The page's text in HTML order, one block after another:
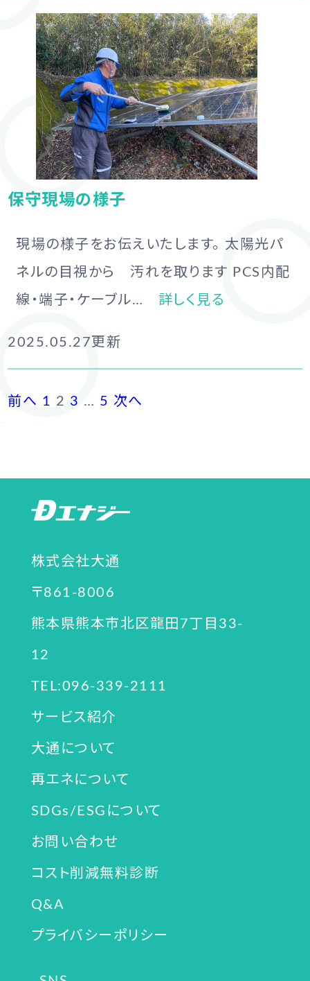
保守現場の様子
現場の様子をお伝えいたします。 太陽光パ
ネルの目視から 汚れを取ります PCS内配
線・端子・ケーブル…
詳しく見る
2025.05.27 更新
投
前へ 1 2 3 … 5 次へ
株式会社大通
〒861-8006
熊本県熊本市北区龍田7丁目33-
12
TEL:096-339-2111
サービス紹介
大通について
再エネについて
SDGs/ESGについて
お問い合わせ
コスト削減無料診断
Q&A
プライバシーポリシー